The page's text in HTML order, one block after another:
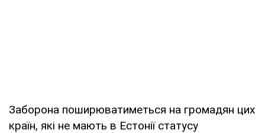
Заборона поширюватиметься на громадян цих
країн, які не мають в Естонії статусу